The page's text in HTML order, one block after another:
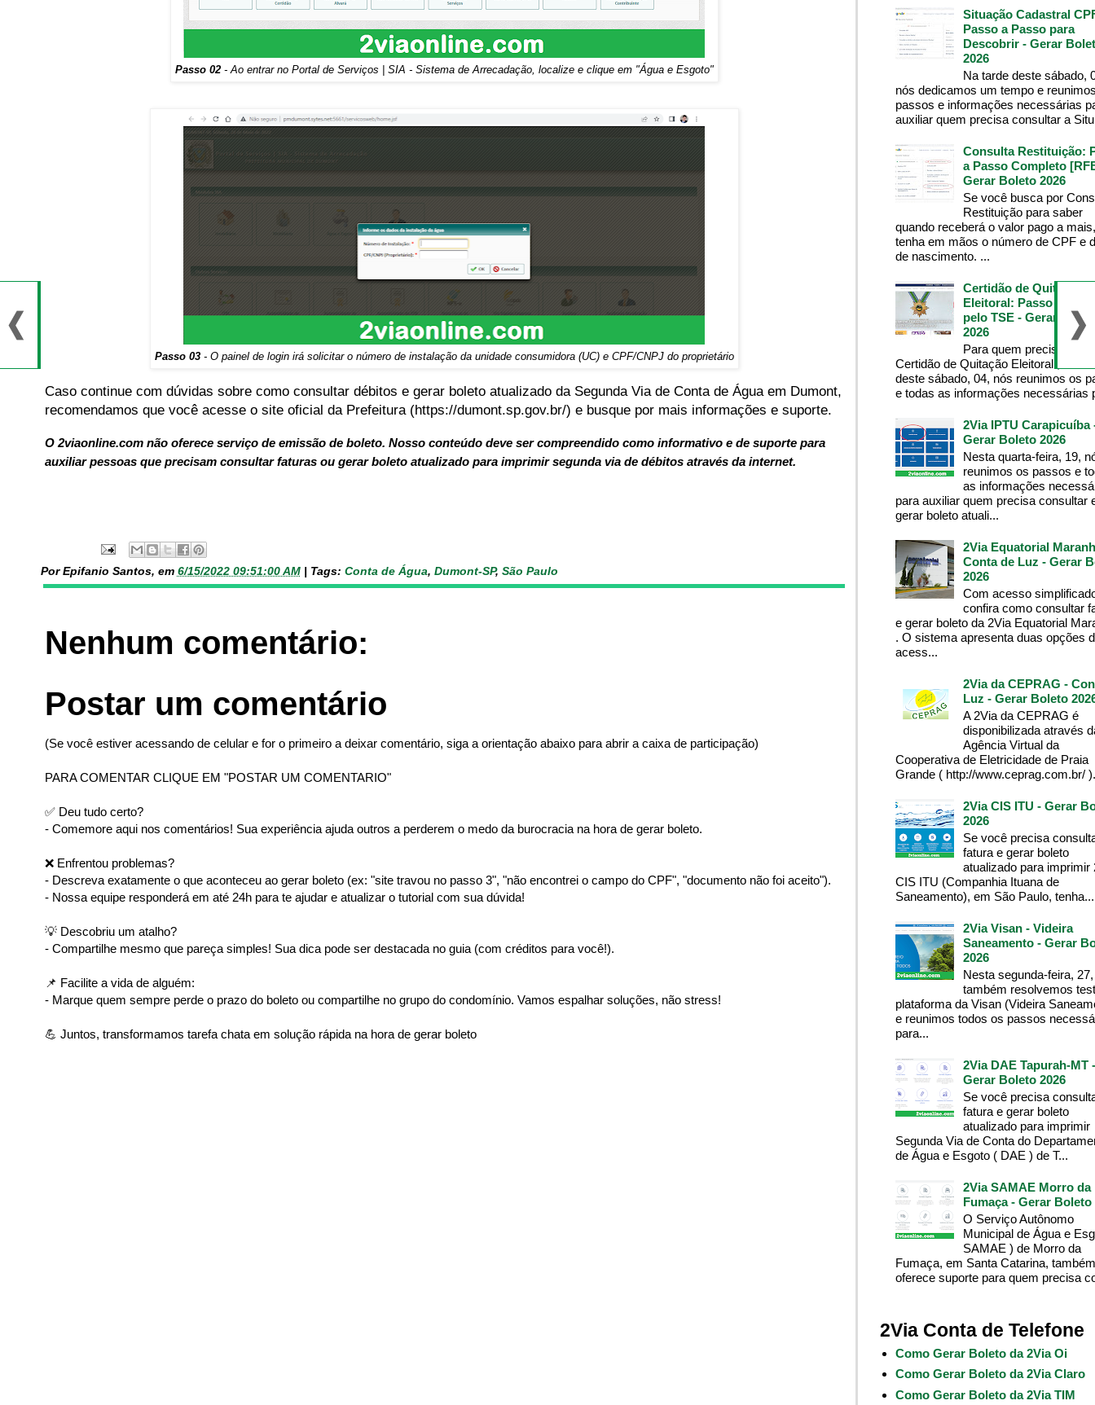
Passo 02- Ao entrar no Portal de Serviços | SIA - Sistema de Arrecadação, localize e clique em "Água e Esgoto"
Passo 03 - O painel de login irá solicitar o número de instalação da unidade consumidora (UC) e CPF/CNPJ do proprietário
Caso continue com dúvidas sobre como consultar débitos e gerar boleto atualizado da Segunda Via de Conta de Água em Dumont,
recomendamos que você acesse o site oficial da Prefeitura (https://dumont.sp.gov.br/) e busque por mais informações e suporte.
O 2viaonline.com não oferece serviço de emissão de boleto. Nosso conteúdo deve ser compreendido como informativo e de suporte para
auxiliar pessoas que precisam consultar faturas ou gerar boleto atualizado para imprimir segunda via de débitos através da internet.
Por Epifanio Santos, em 6/15/2022 09:51:00 AM Tags: Conta de Água, Dumont-SP, São Paulo
Nenhum comentário:
Postar um comentário
(Se você estiver acessando de celular e for o primeiro a deixar comentário, siga a orientação abaixo para abrir a caixa de participação)
PARA COMENTAR CLIQUE EM "POSTAR UM COMENTARIO"
✅ Deu tudo certo?
- Comemore aqui nos comentários! Sua experiência ajuda outros a perderem o medo da burocracia na hora de gerar boleto.
❌ Enfrentou problemas?
- Descreva exatamente o que aconteceu ao gerar boleto (ex: "site travou no passo 3", "não encontrei o campo do CPF", "documento não foi aceito").
- Nossa equipe responderá em até 24h para te ajudar e atualizar o tutorial com sua dúvida!
💡 Descobriu um atalho?
- Compartilhe mesmo que pareça simples! Sua dica pode ser destacada no guia (com créditos para você!).
📌 Facilite a vida de alguém:
- Marque quem sempre perde o prazo do boleto ou compartilhe no grupo do condomínio. Vamos espalhar soluções, não stress!
💪 Juntos, transformamos tarefa chata em solução rápida na hora de gerar boleto
Situação Cadastral
Passo a Passo para
Descobrir - Gerar
2026
Na tarde deste sábado,
nós dedicamos um tempo e
passos e informações necessárias
auxiliar quem precisa consultar a
Consulta Restituição:
a Passo Completo
Gerar Boleto 2026
Se você busca por
Restituição para saber
quando receberá o valor pago a mais,
tenha em mãos o número de CPF e
de nascimento. ...
Certidão de Quitação
Eleitoral: Passo a
pelo TSE - Gerar
2026
Para quem precisa da
Certidão de Quitação Eleitoral , na
deste sábado, 04, nós reunimos os
e todas as informações necessárias
2Via IPTU Carapicuíba
Gerar Boleto 2026
Nesta quarta-feira, 19,
reunimos os passos e
as informações
para auxiliar quem precisa consultar
gerar boleto atuali...
2Via Equatorial
Conta de Luz - Gerar
2026
Com acesso
confira como consultar
e gerar boleto da 2Via Equatorial
. O sistema apresenta duas opções
acess...
2Via da CEPRAG -
Luz - Gerar Boleto
A 2Via da CEPRAG é
disponibilizada através
Agência Virtual da
Cooperativa de Eletricidade de Praia
Grande ( http://www.ceprag.com.br/
2Via CIS ITU - Gerar
2026
Se você precisa
fatura e gerar boleto
atualizado para imprimir
CIS ITU (Companhia Ituana de
Saneamento), em São Paulo, tenha...
2Via Visan - Videira
Saneamento - Gerar
2026
Nesta segunda-feira,
também resolvemos
plataforma da Visan (Videira
e reunimos todos os passos
para...
2Via DAE Tapurah-MT -
Gerar Boleto 2026
Se você precisa
fatura e gerar boleto
atualizado para imprimir
Segunda Via de Conta do
de Água e Esgoto ( DAE ) de T...
2Via SAMAE Morro da
Fumaça - Gerar Boleto
O Serviço Autônomo
Municipal de Água e
SAMAE ) de Morro da
Fumaça, em Santa Catarina, também
oferece suporte para quem precisa
2Via Conta de Telefone
Como Gerar Boleto da 2Via Oi
Como Gerar Boleto da 2Via Claro
Como Gerar Boleto da 2Via TIM